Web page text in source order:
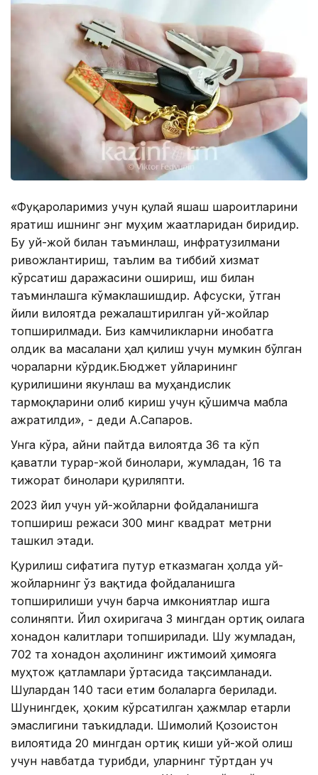
«Фуқароларимиз учун қулай яшаш шароитларини
яратиш ишнинг энг муҳим жағатларидан биридир.
Бу уй-жой билан таъминлаш, инфратузилмани
ривожлантириш, таълим ва тиббий хизмат
кўрсатиш даражасини ошириш, иш билан
таъминлашга кўмаклашишдир. Афсуски, ўтган
йили вилоятда режалаштирилган уй-жойлар
топширилмади. Биз камчиликларни инобатга
олдик ва масалани ҳал қилиш учун мумкин бўлган
чораларни кўрдик.Бюджет уйларининг
қурилишини якунлаш ва муҳандислик
тармоқларини олиб кириш учун қўшимча маблағ
ажратилди», - деди А.Сапаров.
Унга кўра, айни пайтда вилоятда 36 та кўп
қаватли турар-жой бинолари, жумладан, 16 та
тижорат бинолари қуриляпти.
2023 йил учун уй-жойларни фойдаланишга
топшириш режаси 300 минг квадрат метрни
ташкил этади.
Қурилиш сифатига путур етказмаган ҳолда уй-
жойларнинг ўз вақтида фойдаланишга
топширилиши учун барча имкониятлар ишга
солиняпти. Йил охиригача 3 мингдан ортиқ оилага
хонадон калитлари топширилади. Шу жумладан,
702 та хонадон аҳолининг ижтимоий ҳимояга
муҳтож қатламлари ўртасида тақсимланади.
Шулардан 140 таси етим болаларга берилади.
Шунингдек, ҳоким кўрсатилган ҳажмлар етарли
эмаслигини таъкидлади. Шимолий Қозоғистон
вилоятида 20 мингдан ортиқ киши уй-жой олиш
учун навбатда турибди, уларнинг тўртдан уч